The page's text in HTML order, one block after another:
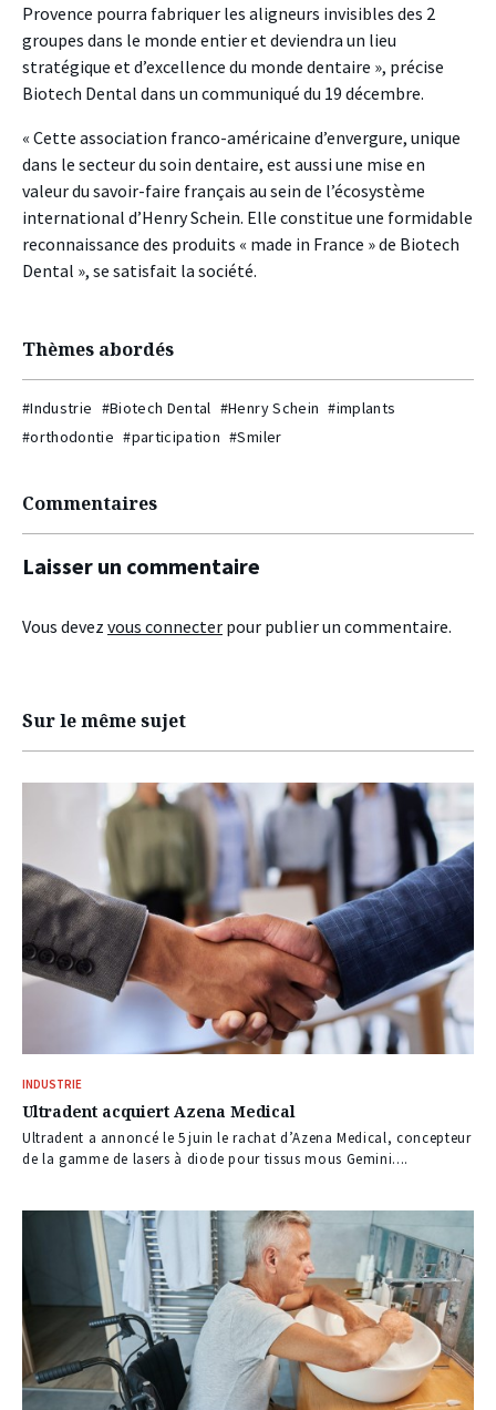
Provence pourra fabriquer les aligneurs invisibles des 2
groupes dans le monde entier et deviendra un lieu
stratégique et d’excellence du monde dentaire », précise
Biotech Dental dans un communiqué du 19 décembre.
« Cette association franco-américaine d’envergure, unique
dans le secteur du soin dentaire, est aussi une mise en
valeur du savoir-faire français au sein de l’écosystème
international d’Henry Schein. Elle constitue une formidable
reconnaissance des produits « made in France » de Biotech
Dental », se satisfait la société.
Thèmes abordés
#Industrie #Biotech Dental #Henry Schein #implants
#orthodontie #participation #Smiler
Commentaires
Laisser un commentaire
Vous devez vous connecter pour publier un commentaire.
Sur le même sujet
INDUSTRIE
Ultradent acquiert Azena Medical
Ultradent a annoncé le 5 juin le rachat d’Azena Medical, concepteur
de la gamme de lasers à diode pour tissus mous Gemini....